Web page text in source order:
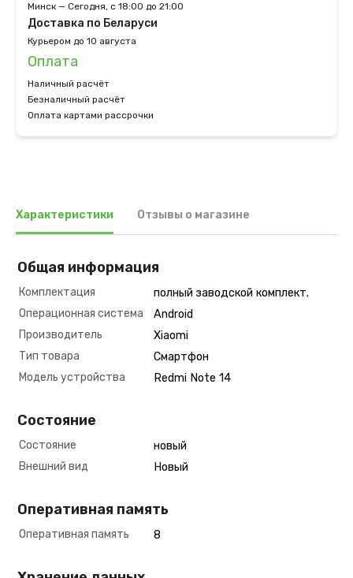
Минск — Сегодня, с 18:00 до 21:00
Доставка по Беларуси
Курьером до 10 августа
Оплата
Наличный расчёт
Безналичный расчёт
Оплата картами рассрочки
Характеристики Отзывы о магазине
Общая информация
Комплектация
полный заводской комплект.
Операционная система
Android
Производитель
Xiaomi
Тип товара
Смартфон
Модель устройства
Redmi Note 14
Состояние
Состояние
новый
Внешний вид
Новый
Оперативная память
Оперативная память 8